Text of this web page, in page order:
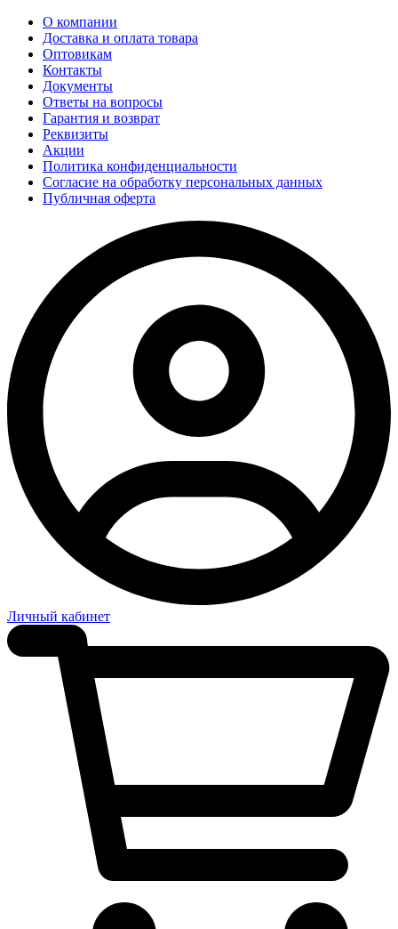
О компании
Доставка и оплата товара
Оптовикам
Контакты
Документы
Ответы на вопросы
Гарантия и возврат
Реквизиты
Акции
Политика конфиденциальности
Согласие на обработку персональных данных
Публичная оферта
Личный кабинет